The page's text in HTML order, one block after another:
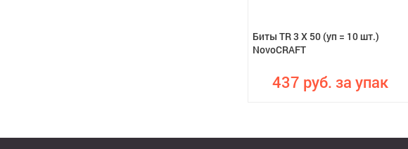
Биты TR 3 X 50 (уп = 10 шт.)
NovoCRAFT
437 руб. за упак